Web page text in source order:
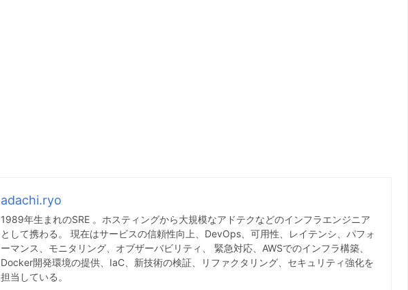
adachi.ryo
1989年生まれのSRE 。ホスティングから大規模なアドテクなどのインフラエンジニア
として携わる。 現在はサービスの信頼性向上、DevOps、可用性、レイテンシ、パフォ
ーマンス、モニタリング、オブザーバビリティ、 緊急対応、AWSでのインフラ構築、
Docker開発環境の提供、IaC、新技術の検証、リファクタリング、セキュリティ強化を
担当している。